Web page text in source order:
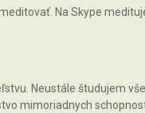
Na Skype
Neustále študujem
mimoriadnych